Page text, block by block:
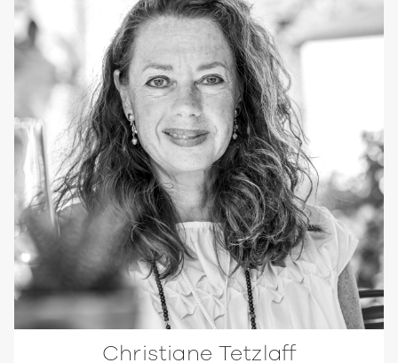
Christiane Tetzlaff